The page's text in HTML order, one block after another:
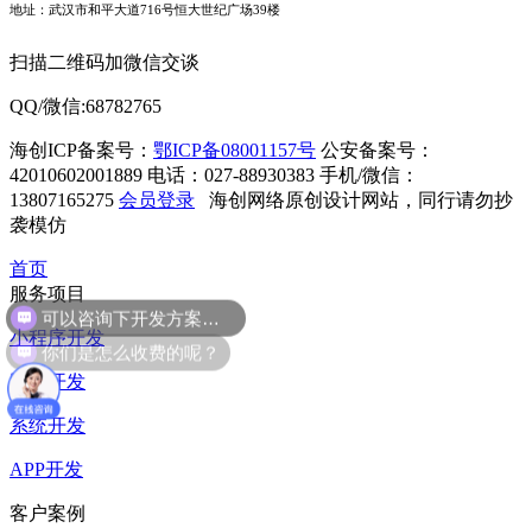
地址：武汉市和平大道716号恒大世纪广场39楼
扫描二维码加微信交谈
QQ/微信:68782765
海创ICP备案号： 鄂ICP备08001157号 公安备案号：
42010602001889 电话：027-88930383 手机/微信：
13807165275 会员登录
海创网络原创设计网站，同行请勿抄
袭模仿
首页
服务项目
小程序开发
网站开发
系统开发
APP开发
客户案例
可以咨询下开发方案么？
你们是怎么收费的呢？